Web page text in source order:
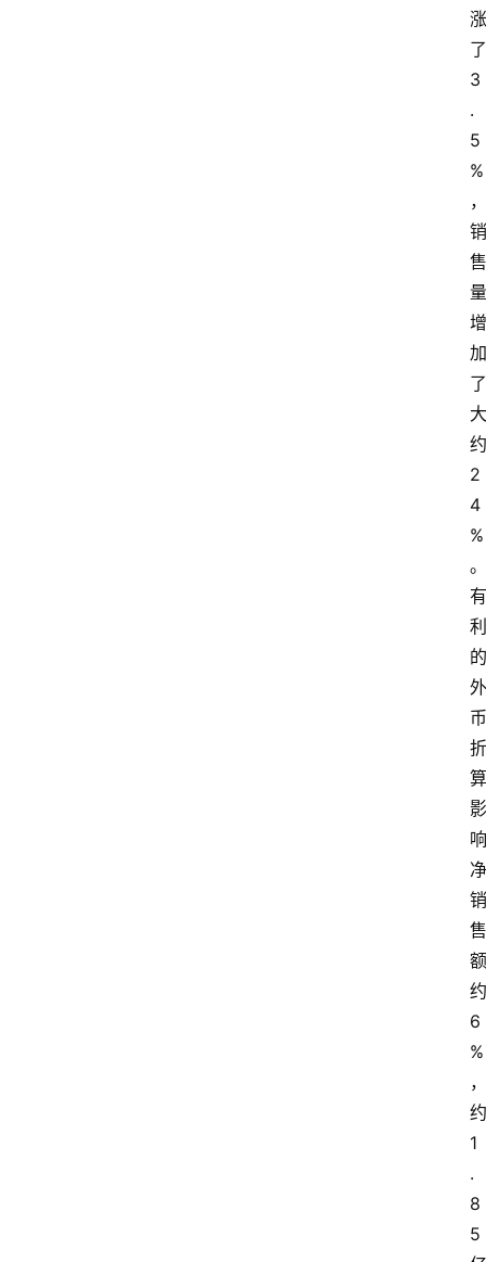
涨
了
3
.
5
%
，
销
售
量
增
加
了
大
约
2
4
%
。
有
利
的
外
币
折
算
影
响
净
销
售
额
约
6
%
，
约
1
.
8
5